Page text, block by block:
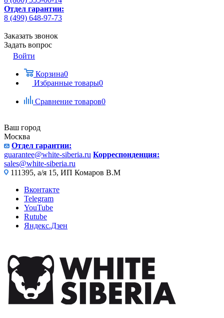
Отдел гарантии:
8 (499) 648-97-73
Заказать звонок
Задать вопрос
Войти
Корзина0
Избранные товары0
Сравнение товаров0
Ваш город
Москва
Отдел гарантии:
guarantee@white-siberia.ru Корреспонденция:
sales@white-siberia.ru
111395, а/я 15, ИП Комаров В.М
Вконтакте
Telegram
YouTube
Rutube
Яндекс.Дзен